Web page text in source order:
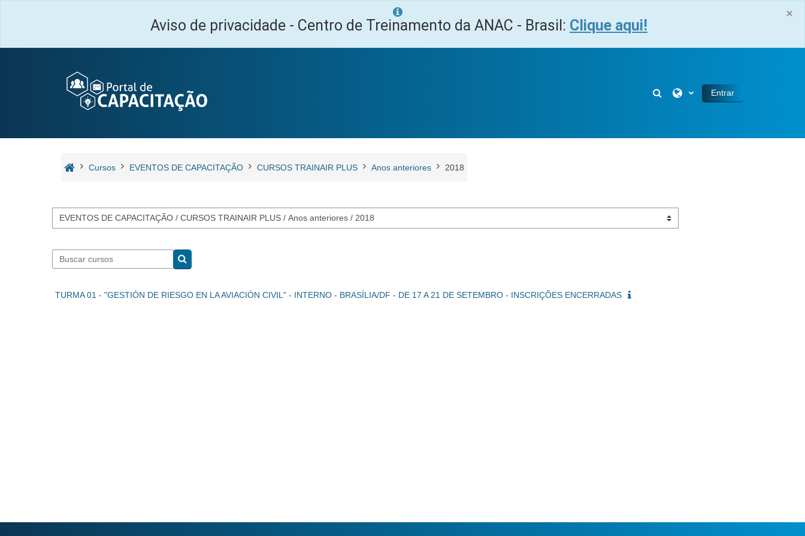
×
Aviso de privacidade - Centro de Treinamento da ANAC - Brasil: Clique aqui!
Alternar entrada de pesquisa
Entrar
Cursos EVENTOS DE CAPACITAÇÃO CURSOS TRAINAIR PLUS Anos anteriores 2018
Categorias de Cursos
Buscar cursos
Buscar cursos
TURMA 01 - "GESTIÓN DE RIESGO EN LA AVIACIÓN CIVIL" - INTERNO - BRASÍLIA/DF - DE 17 A 21 DE SETEMBRO - INSCRIÇÕES ENCERRADAS